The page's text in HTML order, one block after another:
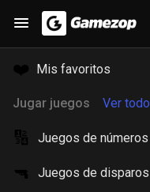
❤️ Mis favoritos
Jugar juegos Ver todo
🔢 Juegos de números
🔫 Juegos de disparos